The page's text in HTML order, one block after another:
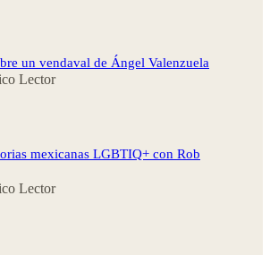
un vendaval de Ángel Valenzuela
Lector
mexicanas LGBTIQ+ con Rob
Lector